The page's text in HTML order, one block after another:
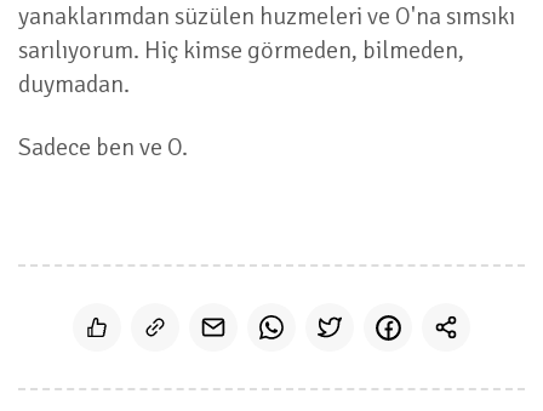
yanaklarımdan süzülen huzmeleri ve O'na sımsıkı
sarılıyorum. Hiç kimse görmeden, bilmeden,
duymadan.
Sadece ben ve O.